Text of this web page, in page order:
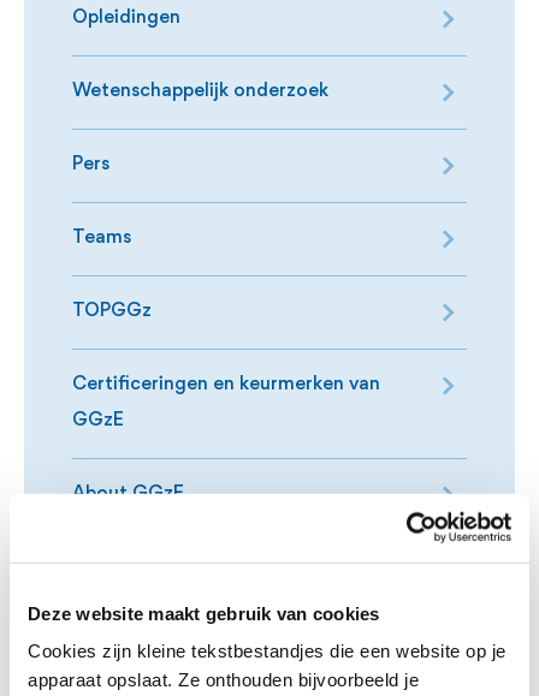
Deze website maakt gebruik van cookies
Cookies zijn kleine tekstbestandjes die een website op je
apparaat opslaat. Ze onthouden bijvoorbeeld je
Opleidingen
Wetenschappelijk onderzoek
Pers
Teams
TOPGGz
Certificeringen en keurmerken van
GGzE
About GGzE